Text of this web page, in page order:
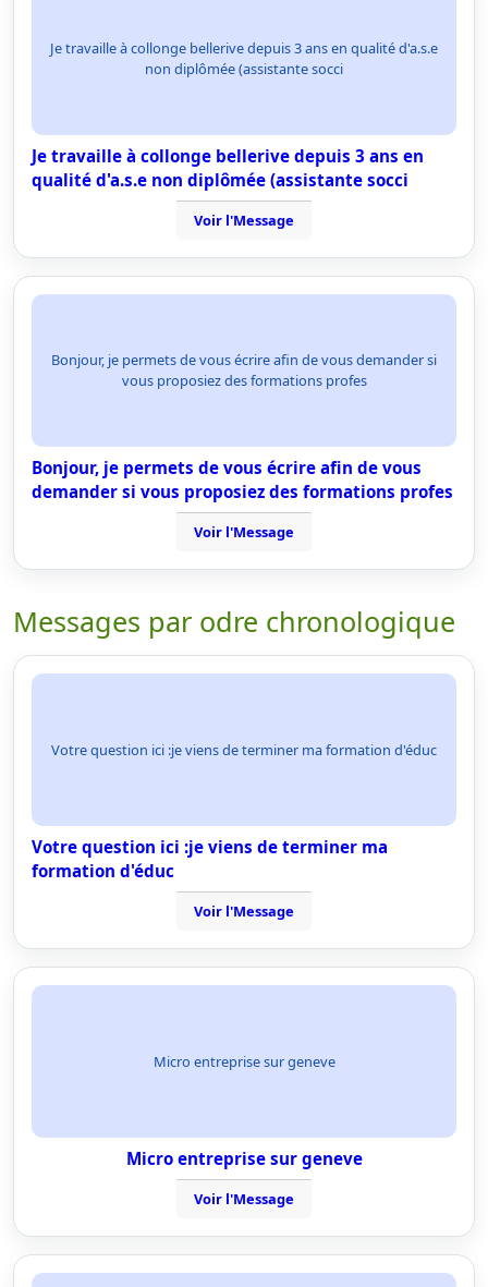
Je travaille à collonge bellerive depuis 3 ans en qualité d'a.s.e
non diplômée (assistante socci
Je travaille à collonge bellerive depuis 3 ans en
qualité d'a.s.e non diplômée (assistante socci
Voir l'Message
Bonjour, je permets de vous écrire afin de vous demander si
vous proposiez des formations profes
Bonjour, je permets de vous écrire afin de vous
demander si vous proposiez des formations profes
Voir l'Message
Messages par odre chronologique
Votre question ici :je viens de terminer ma formation d'éduc
Votre question ici :je viens de terminer ma
formation d'éduc
Voir l'Message
Micro entreprise sur geneve
Micro entreprise sur geneve
Voir l'Message